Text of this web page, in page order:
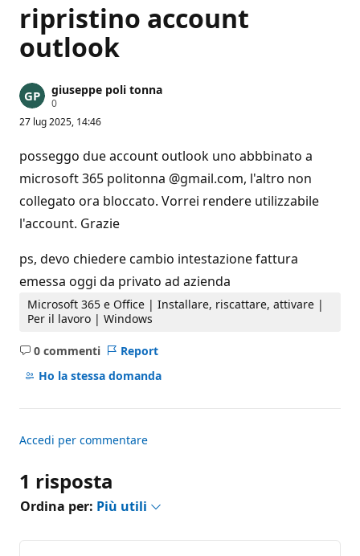
ripristino account
outlook
giuseppe poli tonna
0P
n
i
d
i
r
e
u
z
o
e
27 lug 2025, 14:46
posseggo due account outlook uno abbbinato a
microsoft 365 politonna @gmail.com, l'altro non
collegato ora bloccato. Vorrei rendere utilizzabile
l'account. Grazie
ps, devo chiedere cambio intestazione fattura
emessa oggi da privato ad azienda
Microsoft 365 e Office | Installare, riscattare, attivare |
Per il lavoro | Windows
0 commenti
Nessun
commento
Report
Ho la stessa domanda
Accedi per commentare
1 risposta
Ordina per: Più utili